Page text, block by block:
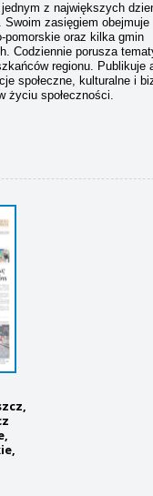
z największych
Swoim zasięgiem obejmuje
pomorskie oraz kilka gmin
Codziennie porusza
regionu. Publikuje
społeczne, kulturalne i
życiu społeczności.